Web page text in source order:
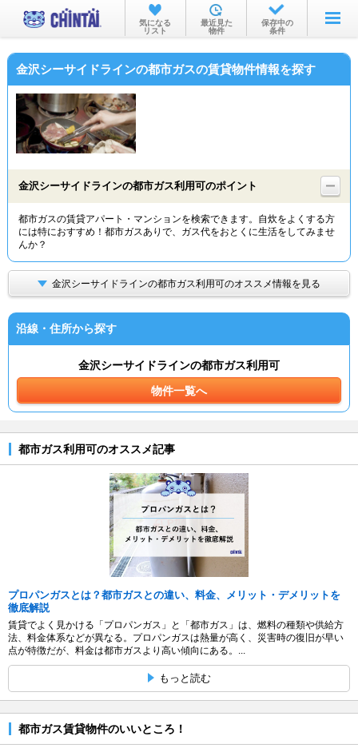
お部屋を探す
沿線・駅から
物件特集から
TOP
気になる
リスト
最近見た
物件
保存中の
条件
金沢シーサイドラインの都市ガスの賃貸物件情報を探す
金沢シーサイドラインの都市ガス利用可のポイント
都市ガスの賃貸アパート・マンションを検索できます。自炊をよくする方
には特におすすめ！都市ガスありで、ガス代をおとくに生活をしてみませ
んか？
金沢シーサイドラインの都市ガス利用可のオススメ情報を見る
沿線・住所から探す
金沢シーサイドラインの都市ガス利用可
物件一覧へ
都市ガス利用可のオススメ記事
プロパンガスとは？都市ガスとの違い、料金、メリット・デメリットを
徹底解説
賃貸でよく見かける「プロパンガス」と「都市ガス」は、燃料の種類や供給方
法、料金体系などが異なる。プロパンガスは熱量が高く、災害時の復旧が早い
点が特徴だが、料金は都市ガスより高い傾向にある。...
もっと読む
都市ガス賃貸物件のいいところ！